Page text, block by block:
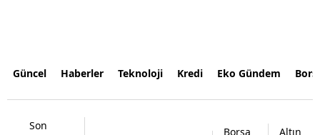
Güncel Haberler Teknoloji Kredi Eko Gündem
Son
Borsa Altın